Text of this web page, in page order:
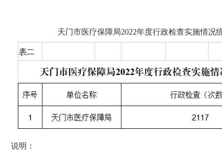
天门市医疗保障局2022年度行政检查实施情况
说明：